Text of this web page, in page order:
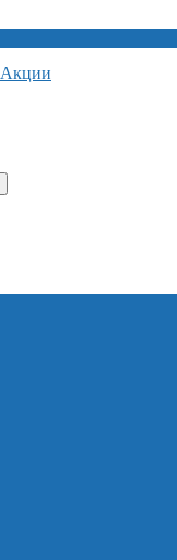
Акции